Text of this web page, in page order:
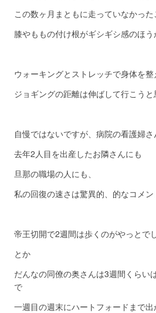
この数ヶ月まともに走っていなかった
膝やももの付け根がギシギシ感のほう
ウォーキングとストレッチで身体を整
ジョギングの距離は伸ばして行こうと
自慢ではないですが、病院の看護婦さ
去年2人目を出産したお隣さんにも
旦那の職場の人にも、
私の回復の速さは驚異的、的なコメン
帝王切開で2週間は歩くのがやっとでし
とか
だんなの同僚の奥さんは3週間くらい
で
一週目の週末にハートフォードまで出